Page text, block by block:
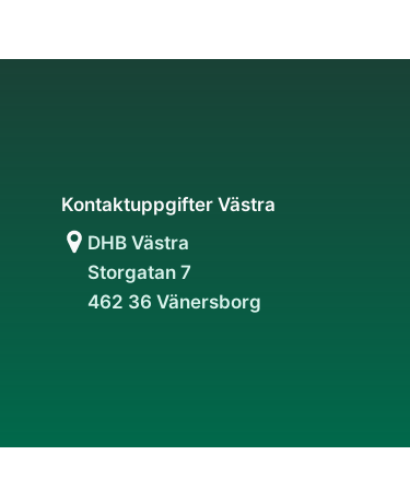
Kontaktuppgifter Västra
DHB Västra
Storgatan 7
462 36 Vänersborg